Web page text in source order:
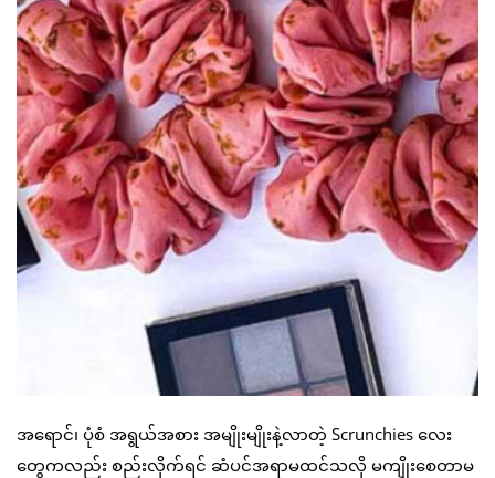
အရောင်၊ ပုံစံ အရွယ်အစား အမျိုးမျိုးနဲ့လာတဲ့ Scrunchies လေး
တွေကလည်း စည်းလိုက်ရင် ဆံပင်အရာမထင်သလို မကျိုးစေတာမ